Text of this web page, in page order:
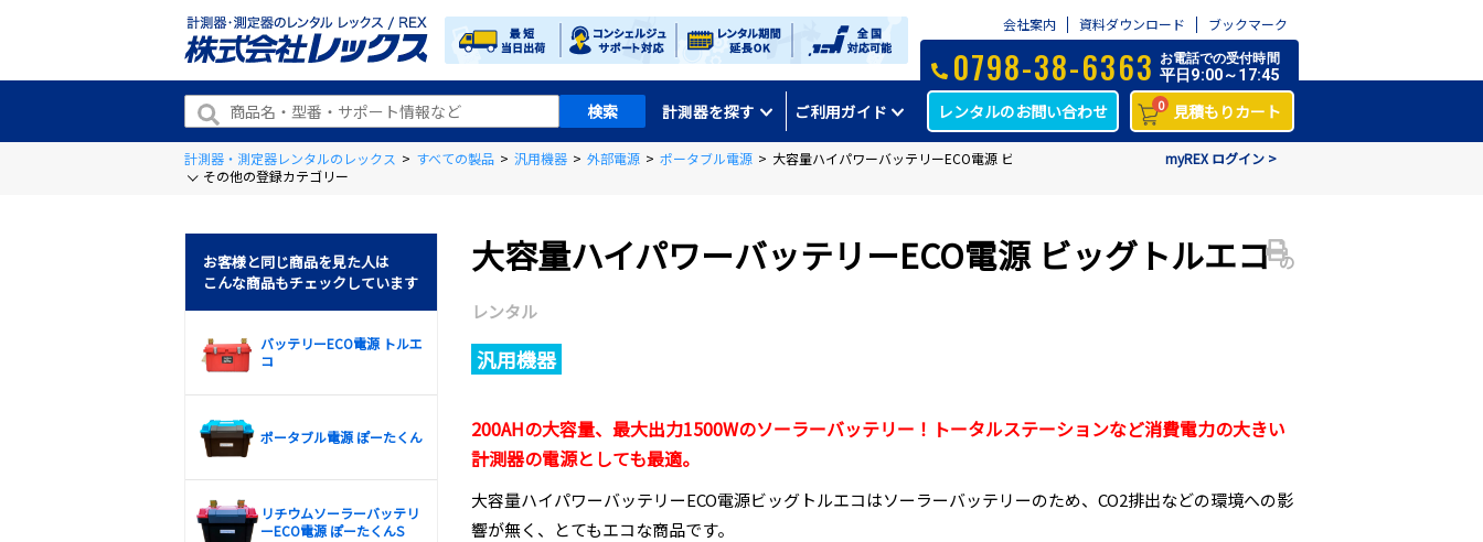
会社案内 資料ダウンロード ブックマーク
計測器を探す ご利用ガイド
0798-38-6363 お電話での受付時間
平日9:00～17:45
レンタルのお問い合わせ 0 見積もりカート
myREX ログイン >
計測器・測定器レンタルのレックス > すべての製品 > 汎用機器 > 外部電源 > ポータブル電源 > 大容量ハイパワーバッテリーECO電源 ビッグトルエコ
その他の登録カテゴリー
大容量ハイパワーバッテリーECO電源 ビッグトルエコ の
レンタル
汎用機器
200AHの大容量、最大出力1500Wのソーラーバッテリー！トータルステーションなど消費電力の大きい
計測器の電源としても最適。
大容量ハイパワーバッテリーECO電源ビッグトルエコはソーラーバッテリーのため、CO2排出などの環境への影
響が無く、とてもエコな商品です。
お客様と同じ商品を見た人は
こんな商品もチェックしています
バッテリーECO電源 トルエ
コ
ポータブル電源 ぽーたくん
リチウムソーラーバッテリ
ーECO電源 ぽーたくんS